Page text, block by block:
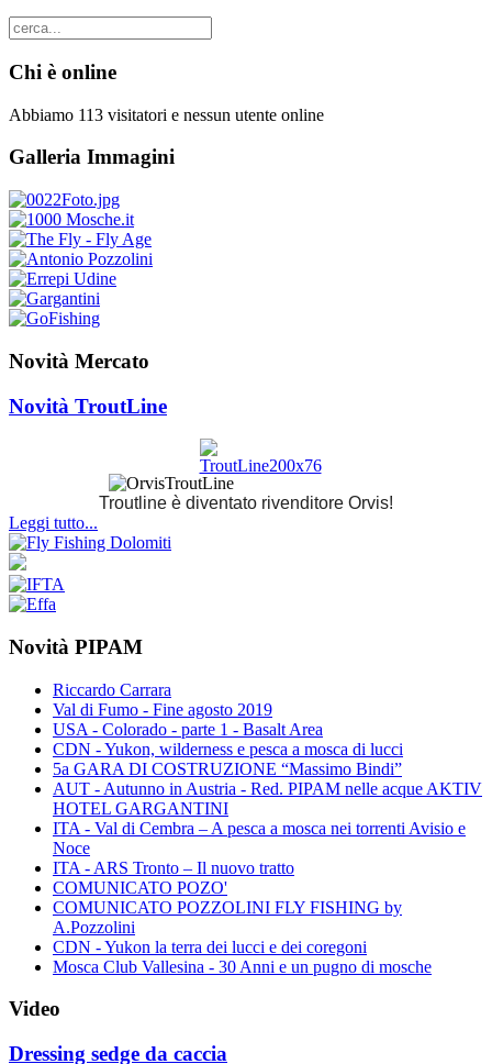
Chi è online
Abbiamo 113 visitatori e nessun utente online
Galleria Immagini
Novità Mercato
Novità TroutLine
Troutline è diventato rivenditore Orvis!
Leggi tutto...
Novità PIPAM
Riccardo Carrara
Val di Fumo - Fine agosto 2019
USA - Colorado - parte 1 - Basalt Area
CDN - Yukon, wilderness e pesca a mosca di lucci
5a GARA DI COSTRUZIONE “Massimo Bindi”
AUT - Autunno in Austria - Red. PIPAM nelle acque AKTIV
HOTEL GARGANTINI
ITA - Val di Cembra – A pesca a mosca nei torrenti Avisio e
Noce
ITA - ARS Tronto – Il nuovo tratto
COMUNICATO POZO'
COMUNICATO POZZOLINI FLY FISHING by
A.Pozzolini
CDN - Yukon la terra dei lucci e dei coregoni
Mosca Club Vallesina - 30 Anni e un pugno di mosche
Video
Dressing sedge da caccia